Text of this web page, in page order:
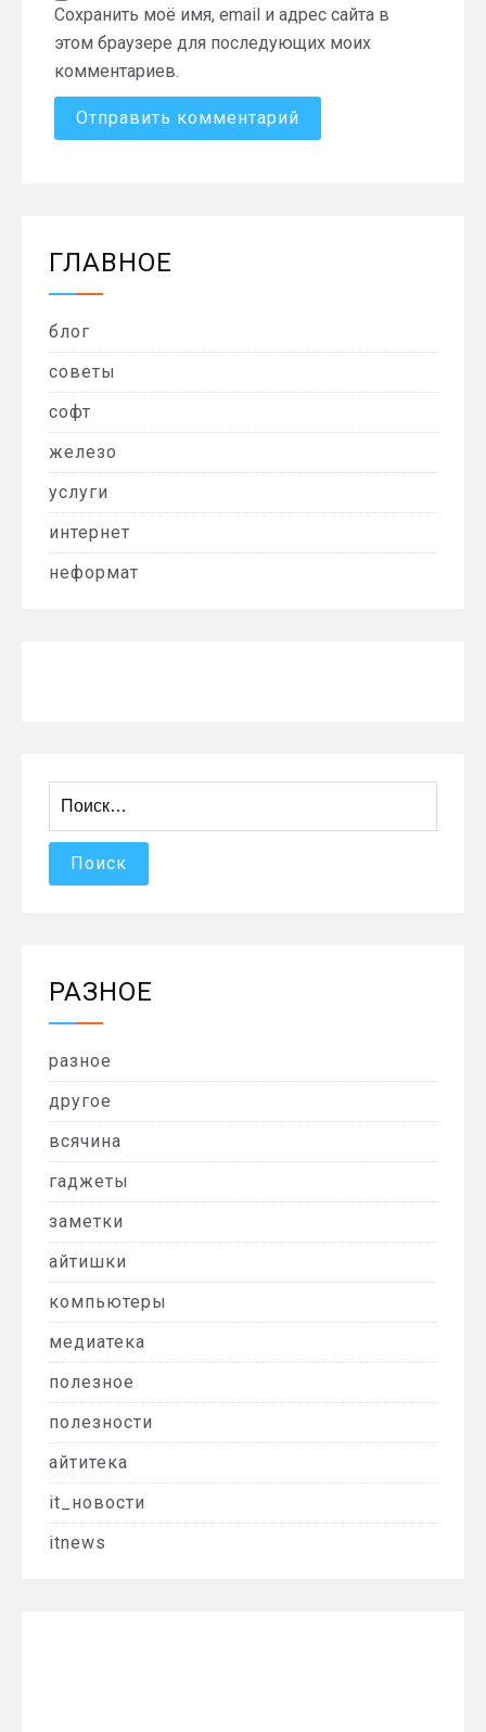
Сохранить моё имя, email и адрес сайта в
этом браузере для последующих моих
комментариев.
ГЛАВНОЕ
блог
советы
софт
железо
услуги
интернет
неформат
РАЗНОЕ
разное
другое
всячина
гаджеты
заметки
айтишки
компьютеры
медиатека
полезное
полезности
айтитека
it_новости
itnews